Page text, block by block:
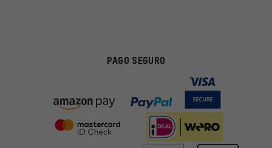
PAGO SEGURO